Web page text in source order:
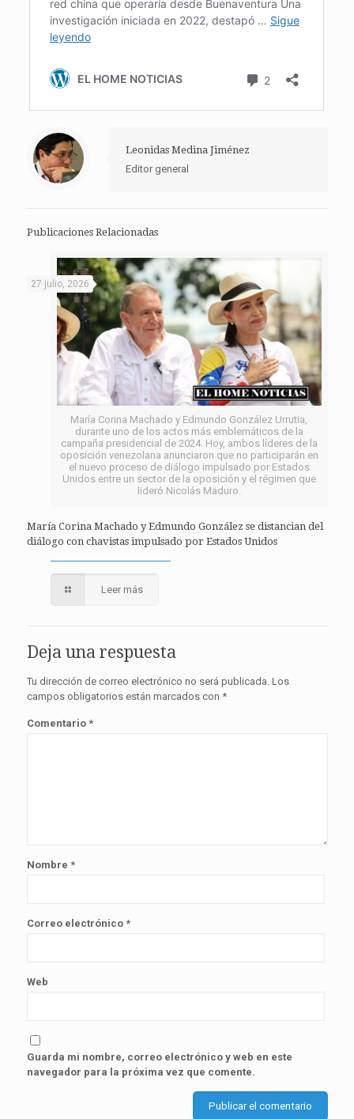
Leonidas Medina Jiménez
Editor general
Publicaciones Relacionadas
María Corina Machado y Edmundo González Urrutia,
durante uno de los actos más emblemáticos de la
campaña presidencial de 2024. Hoy, ambos líderes de la
oposición venezolana anunciaron que no participarán en
el nuevo proceso de diálogo impulsado por Estados
Unidos entre un sector de la oposición y el régimen que
lideró Nicolás Maduro.
27 julio, 2026
María Corina Machado y Edmundo González se distancian del
diálogo con chavistas impulsado por Estados Unidos
Leer más
Deja una respuesta
Tu dirección de correo electrónico no será publicada. Los
campos obligatorios están marcados con *
Comentario *
Nombre *
Correo electrónico *
Web
Guarda mi nombre, correo electrónico y web en este
navegador para la próxima vez que comente.